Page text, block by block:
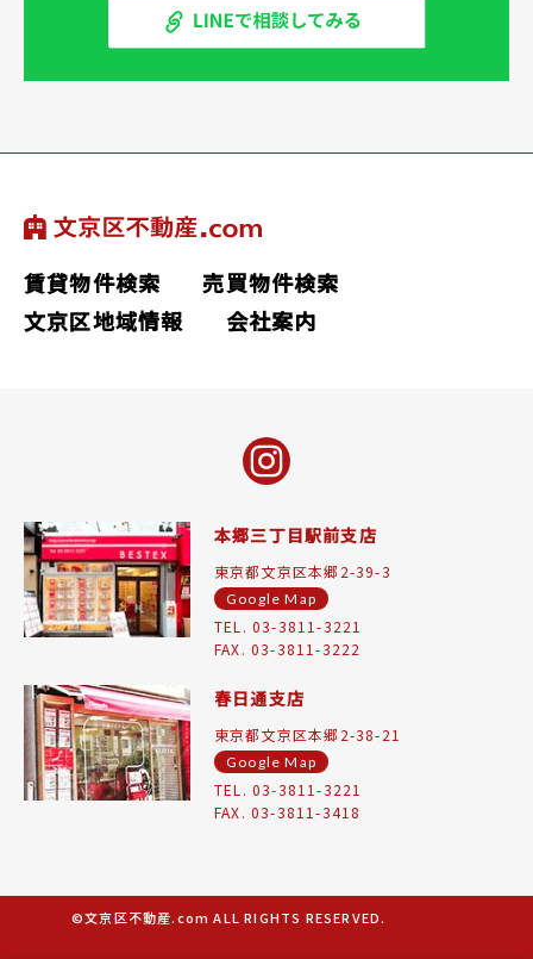
賃貸物件検索
売買物件検索
文京区地域情報
会社案内
本郷三丁目駅前支店
東京都文京区本郷2-39-3
Google Map
TEL. 03-3811-3221
FAX. 03-3811-3222
春日通支店
東京都文京区本郷2-38-21
Google Map
TEL. 03-3811-3221
FAX. 03-3811-3418
©文京区不動産.com ALL RIGHTS RESERVED.